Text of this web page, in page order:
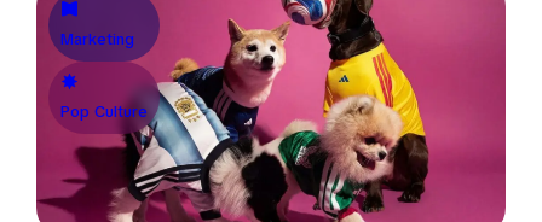
Marketing
Pop Culture